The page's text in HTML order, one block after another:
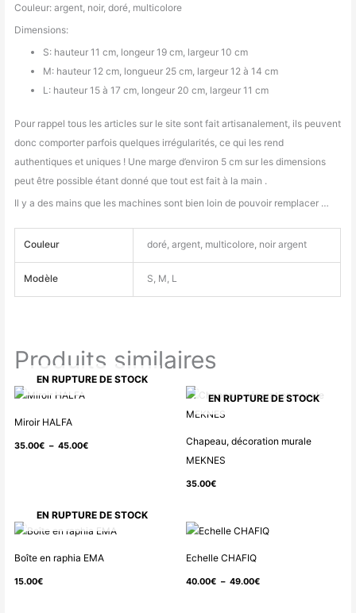
Couleur: argent, noir, doré, multicolore
Dimensions:
S: hauteur 11 cm, longeur 19 cm, largeur 10 cm
M: hauteur 12 cm, longueur 25 cm, largeur 12 à 14 cm
L: hauteur 15 à 17 cm, longeur 20 cm, largeur 11 cm
Pour rappel tous les articles sur le site sont fait artisanalement, ils peuvent
donc comporter parfois quelques irrégularités, ce qui les rend
authentiques et uniques ! Une marge d’environ 5 cm sur les dimensions
peut être possible étant donné que tout est fait à la main .
Il y a des mains que les machines sont bien loin de pouvoir remplacer …
Couleur doré, argent, multicolore, noir argent
Modèle S, M, L
Produits similaires
EN RUPTURE DE STOCK
Miroir HALFA
35.00€ – 45.00€
35.00€
EN RUPTURE DE STOCK
Chapeau, décoration murale
MEKNES
35.00€
EN RUPTURE DE STOCK
Boîte en raphia EMA
15.00€
Echelle CHAFIQ
40.00€ – 49.00€
Plage
40.00€